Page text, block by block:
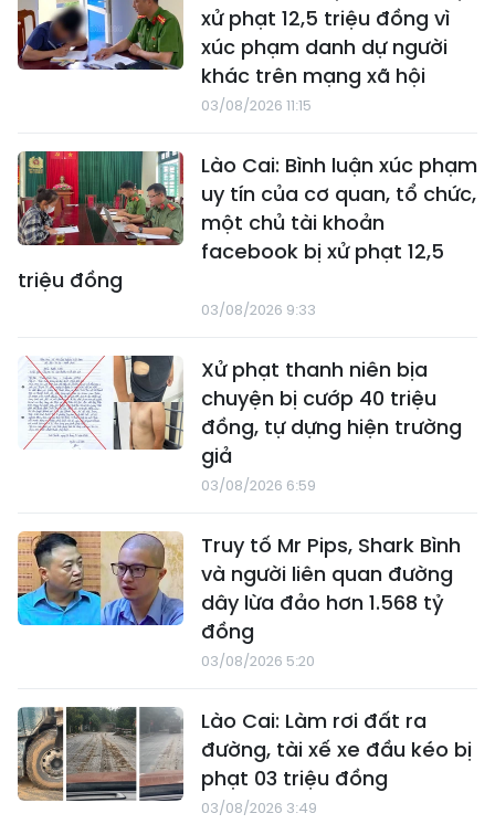
xử phạt 12,5 triệu đồng vì
xúc phạm danh dự người
khác trên mạng xã hội
03/08/2026 11:15
Lào Cai: Bình luận xúc phạm
uy tín của cơ quan, tổ chức,
một chủ tài khoản
facebook bị xử phạt 12,5
triệu đồng
03/08/2026 9:33
Xử phạt thanh niên bịa
chuyện bị cướp 40 triệu
đồng, tự dựng hiện trường
giả
03/08/2026 6:59
Truy tố Mr Pips, Shark Bình
và người liên quan đường
dây lừa đảo hơn 1.568 tỷ
đồng
03/08/2026 5:20
Lào Cai: Làm rơi đất ra
đường, tài xế xe đầu kéo bị
phạt 03 triệu đồng
03/08/2026 3:49